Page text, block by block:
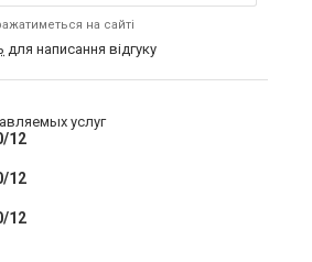
на сайті
для написання відгуку
услуг
12
12
12